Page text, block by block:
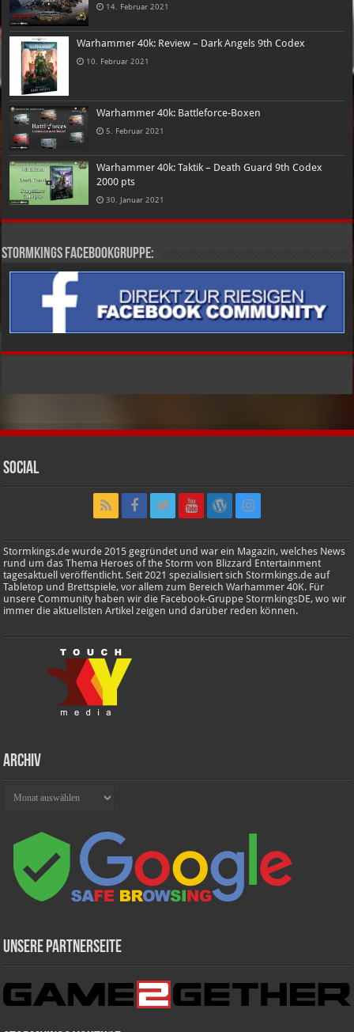
14. Februar 2021
Warhammer 40k: Review – Dark Angels 9th Codex
10. Februar 2021
Warhammer 40k: Battleforce-Boxen
5. Februar 2021
Warhammer 40k: Taktik – Death Guard 9th Codex
2000 pts
30. Januar 2021
Stormkings Facebookgruppe:
Social
Stormkings.de wurde 2015 gegründet und war ein Magazin, welches News
rund um das Thema Heroes of the Storm von Blizzard Entertainment
tagesaktuell veröffentlicht. Seit 2021 spezialisiert sich Stormkings.de auf
Tabletop und Brettspiele, vor allem zum Bereich Warhammer 40K. Für
unsere Community haben wir die Facebook-Gruppe StormkingsDE, wo wir
immer die aktuellsten Artikel zeigen und darüber reden können.
Archiv
Unsere Partnerseite